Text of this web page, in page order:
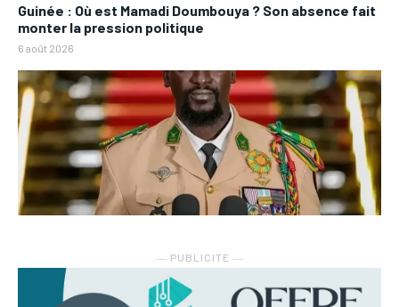
Guinée : Où est Mamadi Doumbouya ? Son absence fait
monter la pression politique
6 août 2026
― PUBLICITE ―